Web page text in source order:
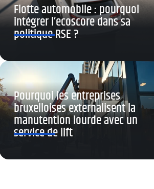
Flotte automobile : pourquoi
intégrer l’ecoscore dans sa
politique RSE ?
Pourquoi les entreprises
bruxelloises externalisent la
manutention lourde avec un
service de lift